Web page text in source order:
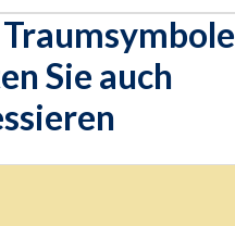
Sie auch